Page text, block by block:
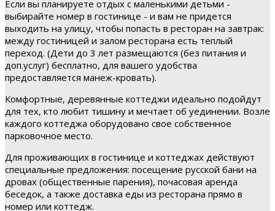
Если вы планируете отдых с маленькими детьми -
выбирайте номер в гостинице - и вам не придется
выходить на улицу, чтобы попасть в ресторан на завтрак:
между гостиницей и залом ресторана есть теплый
переход. (Дети до 3 лет размещаются (без питания и
доп.услуг) бесплатно, для вашего удобства
предоставляется манеж-кровать).
Комфортные, деревянные коттеджи идеально подойдут
для тех, кто любит тишину и мечтает об уединении. Возле
каждого коттеджа оборудовано свое собственное
парковочное место.
Для проживающих в гостинице и коттеджах действуют
специальные предложения: посещение русской бани на
дровах (общественные парения), почасовая аренда
беседок, а также доставка еды из ресторана прямо в
номер или коттедж.